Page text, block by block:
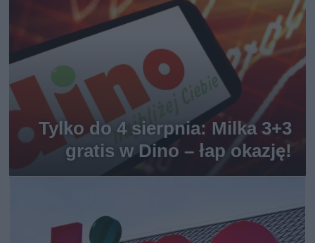
Tylko do 4 sierpnia: Milka 3+3
gratis w Dino – łap okazję!